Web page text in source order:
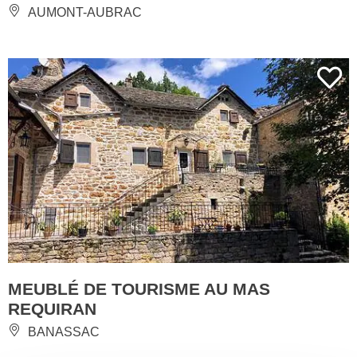
AUMONT-AUBRAC
MEUBLÉ DE TOURISME AU MAS
REQUIRAN
BANASSAC